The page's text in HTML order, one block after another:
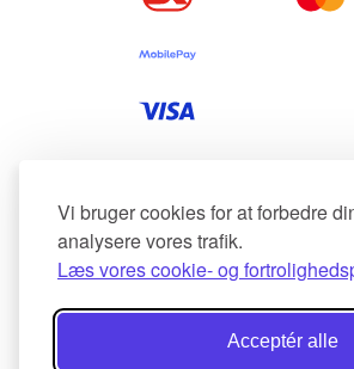
Vi bruger cookies for at forbedre
analysere vores trafik.
Læs vores cookie- og
Acceptér alle